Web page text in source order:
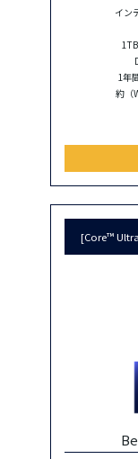
イン
1年
約（
[Core™